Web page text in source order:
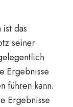
das
seiner
Ergebnisse
führen kann.
Ergebnisse